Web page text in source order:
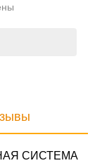
СИСТЕМА